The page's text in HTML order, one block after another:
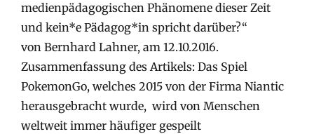
medienpädagogischen Phänomene dieser Zeit
und kein*e Pädagog*in spricht darüber?“
von Bernhard Lahner, am 12.10.2016.
Zusammenfassung des Artikels: Das Spiel
PokemonGo, welches 2015 von der Firma Niantic
herausgebracht wurde, wird von Menschen
weltweit immer häufiger gespeilt